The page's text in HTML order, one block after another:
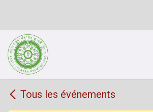
Se rendre au contenu
Tous les événements